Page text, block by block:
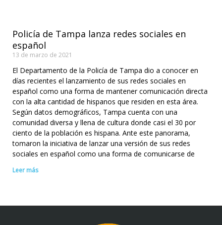
Policía de Tampa lanza redes sociales en
español
13 de marzo de 2021
El Departamento de la Policía de Tampa dio a conocer en
días recientes el lanzamiento de sus redes sociales en
español como una forma de mantener comunicación directa
con la alta cantidad de hispanos que residen en esta área.
Según datos demográficos, Tampa cuenta con una
comunidad diversa y llena de cultura donde casi el 30 por
ciento de la población es hispana. Ante este panorama,
tomaron la iniciativa de lanzar una versión de sus redes
sociales en español como una forma de comunicarse de
Leer más